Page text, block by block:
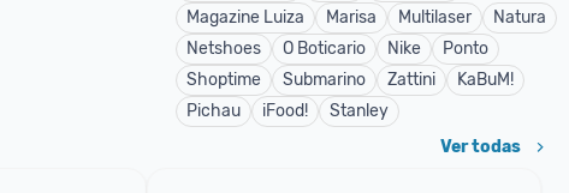
Magazine Luiza
Marisa Multilaser
Natura
Netshoes
O Boticario Nike
Ponto
Shoptime
Submarino Zattini
KaBuM!
Pichau
iFood! Stanley
Ver todas